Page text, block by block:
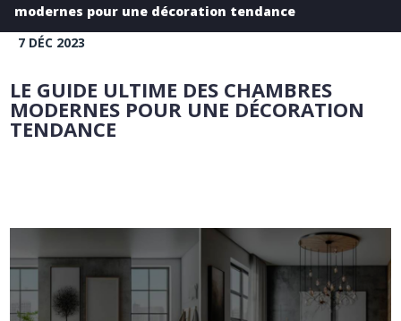
modernes pour une décoration tendance
7 DÉC 2023
LE GUIDE ULTIME DES CHAMBRES
MODERNES POUR UNE DÉCORATION
TENDANCE